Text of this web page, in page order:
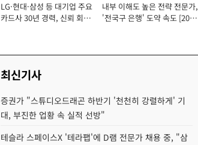
장
LG·현대·삼성 등 대기업 주요
카드사 30년 경력, 신뢰 회복
내부 이해도 높은 전략 전문가,
'전국구 은행' 도약 속도 [2026
최신기사
증권가 "스튜디오드래곤 하반기 '천천히 강렬하게' 기
대, 부진한 업황 속 실적 선방"
테슬라 스페이스X '테라팹'에 D램 전문가 채용 중, "삼